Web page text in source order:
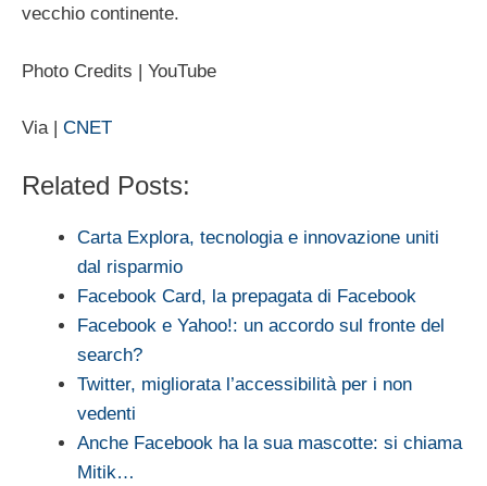
vecchio continente.
Photo Credits | YouTube
Via | CNET
Related Posts:
Carta Explora, tecnologia e innovazione uniti
dal risparmio
Facebook Card, la prepagata di Facebook
Facebook e Yahoo!: un accordo sul fronte del
search?
Twitter, migliorata l’accessibilità per i non
vedenti
Anche Facebook ha la sua mascotte: si chiama
Mitik…